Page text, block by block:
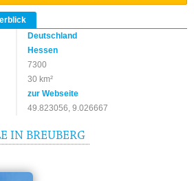
Deutschland
Hessen
7300
30 km²
zur Webseite
49.823056, 9.026667
IN BREUBERG